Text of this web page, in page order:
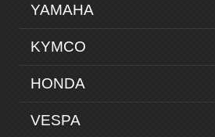
YAMAHA
KYMCO
HONDA
VESPA